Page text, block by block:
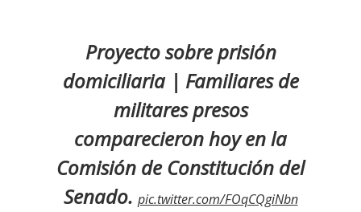
Proyecto sobre prisión
domiciliaria | Familiares de
militares presos
comparecieron hoy en la
Comisión de Constitución del
Senado. pic.twitter.com/FOqCQgiNbn